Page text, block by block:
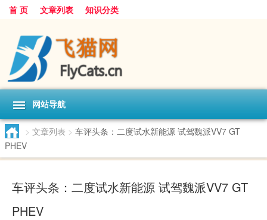
首 页 文章列表 知识分类
网站导航
> 文章列表 > 车评头条：二度试水新能源 试驾魏派VV7 GT
PHEV
车评头条：二度试水新能源 试驾魏派VV7 GT
PHEV